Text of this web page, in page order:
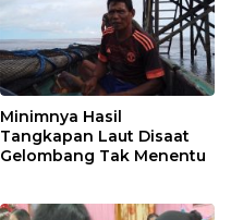
Minimnya Hasil
Tangkapan Laut Disaat
Gelombang Tak Menentu